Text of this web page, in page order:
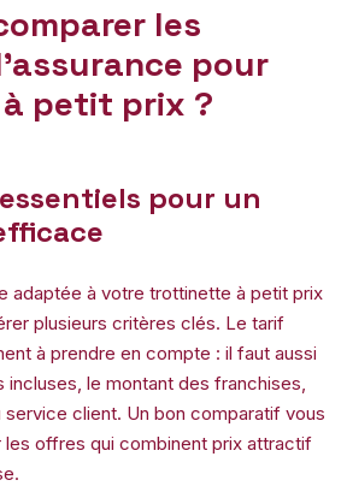
les
pour
petit prix ?
pour un
adaptée à votre trottinette à petit prix
plusieurs critères clés. Le tarif
à prendre en compte : il faut aussi
incluses, le montant des franchises,
service client. Un bon comparatif vous
les offres qui combinent prix attractif